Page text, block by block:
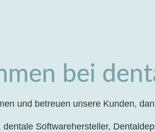
bei
und betreuen unsere Kunden,
Softwarehersteller,